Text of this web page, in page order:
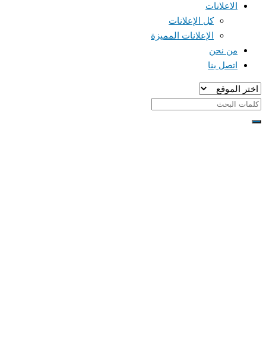
الاعلانات
كل الإعلانات
الإعلانات المميزة
من نحن
اتصل بنا